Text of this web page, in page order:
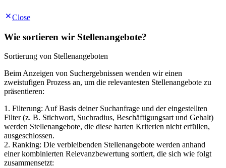
Close
Wie sortieren wir Stellenangebote?
Sortierung von Stellenangeboten
Beim Anzeigen von Suchergebnissen wenden wir einen
zweistufigen Prozess an, um die relevantesten Stellenangebote zu
präsentieren:
1. Filterung: Auf Basis deiner Suchanfrage und der eingestellten
Filter (z. B. Stichwort, Suchradius, Beschäftigungsart und Gehalt)
werden Stellenangebote, die diese harten Kriterien nicht erfüllen,
ausgeschlossen.
2. Ranking: Die verbleibenden Stellenangebote werden anhand
einer kombinierten Relevanzbewertung sortiert, die sich wie folgt
zusammensetzt: